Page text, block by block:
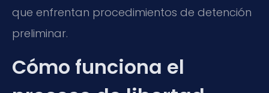
que enfrentan procedimientos de detención
preliminar.
Cómo funciona el